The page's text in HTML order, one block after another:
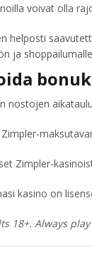
voivat olla
helposti
ja
nostojen
Zimpler-
kasino on
18+. Always